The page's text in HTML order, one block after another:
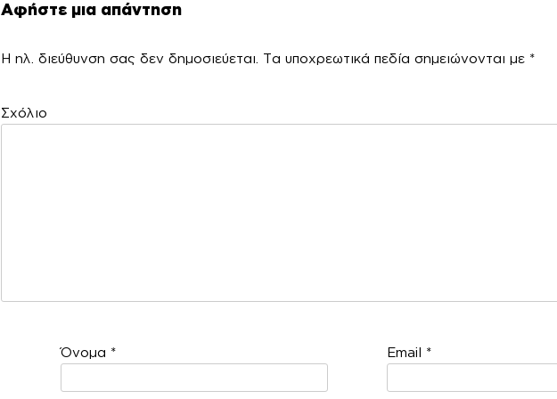
Αφήστε μια απάντηση
Η ηλ. διεύθυνση σας δεν δημοσιεύεται. Τα υποχρεωτικά πεδία σημειώνονται με *
Όνομα * Email *